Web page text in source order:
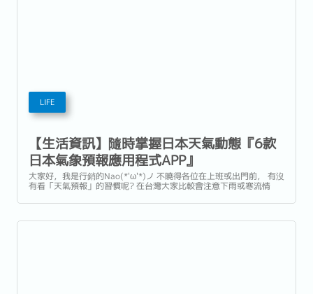
LIFE
【生活資訊】隨時掌握日本天氣動態『6款
日本氣象預報應用程式APP』
大家好，我是行銷的Nao(*'ω'*)ノ 不曉得各位在上班或出門前， 有沒
有看「天氣預報」的習慣呢? 在台灣大家比較會注意下雨或寒流情
在春天，有花粉症的人， 還要特別注意花粉情報。 今天要向大家介紹